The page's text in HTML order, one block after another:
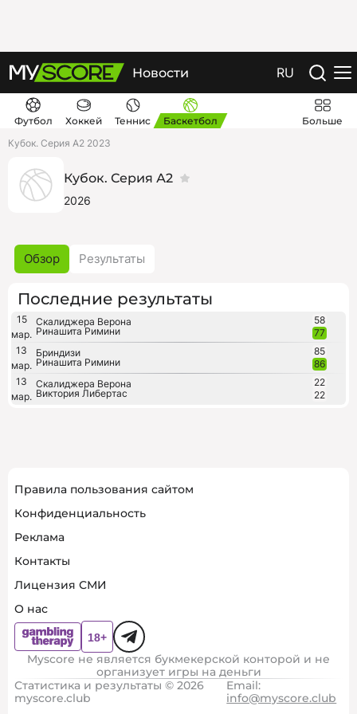
Новости RU
Футбол Хоккей Теннис Баскетбол
Больше
Кубок. Серия А2 2023
Кубок. Серия А2
2026
Обзор Результаты
Последние результаты
15
мар.
Скалиджера Верона
Ринашита Римини
58
77
13
мар.
Бриндизи
Ринашита Римини
85
86
13
мар.
Скалиджера Верона
Виктория Либертас
22
22
Правила пользования сайтом
Конфиденциальность
Реклама
Контакты
Лицензия СМИ
О нас
Myscore не является букмекерской конторой и не
организует игры на деньги
Статистика и результаты © 2026
myscore.club
Email:
info@myscore.club